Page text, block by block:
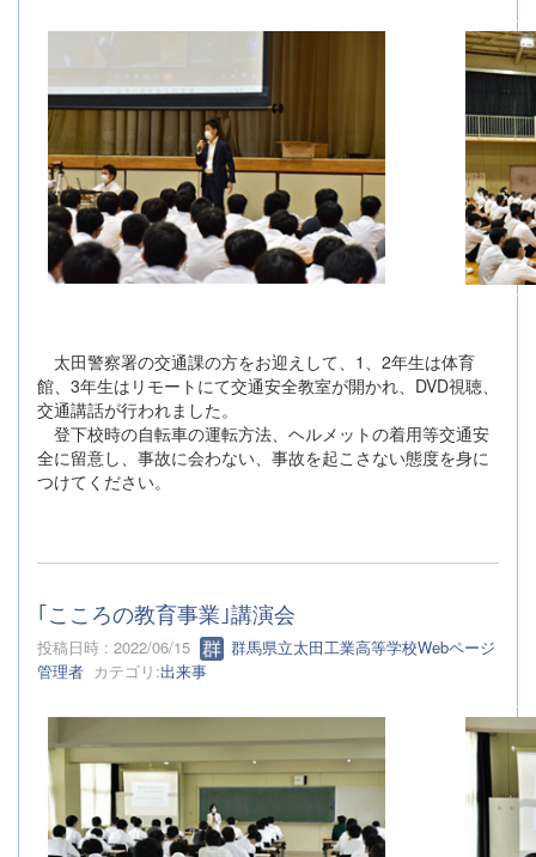
太田警察署の交通課の方をお迎えして、1、2年生は体育
館、3年生はリモートにて交通安全教室が開かれ、DVD視聴、
交通講話が行われました。
登下校時の自転車の運転方法、ヘルメットの着用等交通安
全に留意し、事故に会わない、事故を起こさない態度を身に
つけてください。
｢こころの教育事業｣講演会
投稿日時 : 2022/06/15
群馬県立太田工業高等学校Webページ
管理者 カテゴリ:出来事